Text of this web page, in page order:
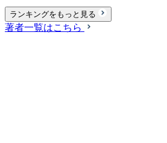
ランキングをもっと見る
著者一覧はこちら